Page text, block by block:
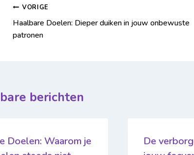
VORIGE
Haalbare Doelen: Dieper duiken in jouw onbewuste
patronen
berichten
Doelen: Waarom je
De